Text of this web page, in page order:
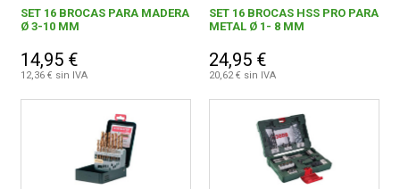
SET 16 BROCAS PARA MADERA
Ø 3-10 MM
14,95 €
12,36 € sin IVA
SET 16 BROCAS HSS PRO PARA
METAL Ø 1- 8 MM
24,95 €
20,62 € sin IVA